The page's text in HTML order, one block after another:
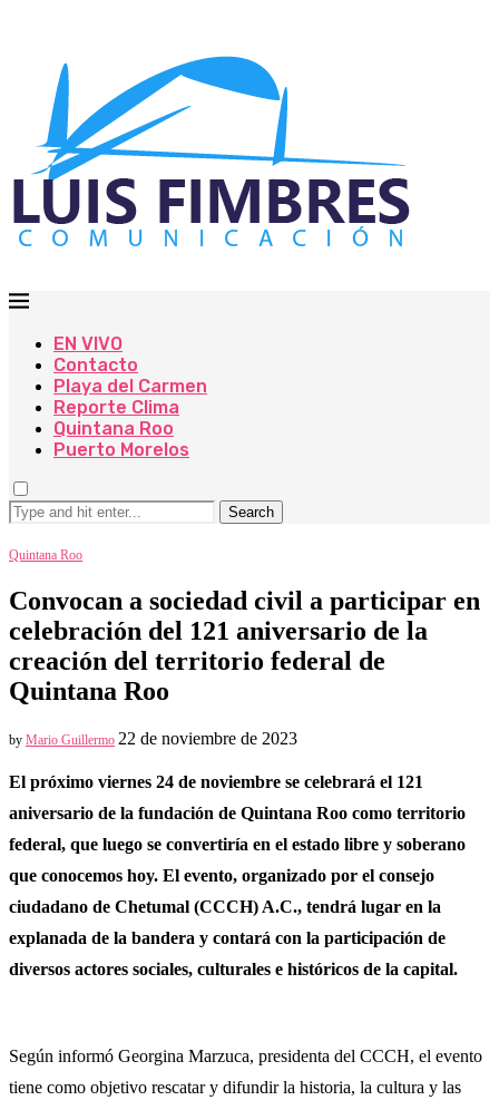
EN VIVO
Contacto
Playa del Carmen
Reporte Clima
Quintana Roo
Puerto Morelos
Search
Quintana Roo
Convocan a sociedad civil a participar en
celebración del 121 aniversario de la
creación del territorio federal de
Quintana Roo
by Mario Guillermo 22 de noviembre de 2023
El próximo viernes 24 de noviembre se celebrará el 121
aniversario de la fundación de Quintana Roo como territorio
federal, que luego se convertiría en el estado libre y soberano
que conocemos hoy. El evento, organizado por el consejo
ciudadano de Chetumal (CCCH) A.C., tendrá lugar en la
explanada de la bandera y contará con la participación de
diversos actores sociales, culturales e históricos de la capital.
Según informó Georgina Marzuca, presidenta del CCCH, el evento
tiene como objetivo rescatar y difundir la historia, la cultura y las